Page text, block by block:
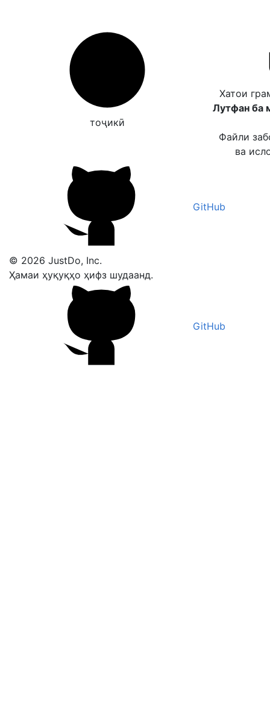
тоҷикӣ
Хатои
Лутфан ба
Файли
ва
GitHub
© 2026 JustDo, Inc.
Ҳамаи ҳуқуқҳо ҳифз шудаанд.
GitHub